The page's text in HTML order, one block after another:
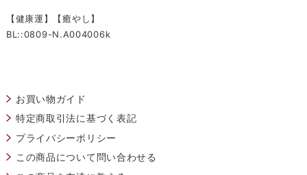
【健康運】【癒やし】
BL::0809-N.A004006k
お買い物ガイド
特定商取引法に基づく表記
プライバシーポリシー
この商品について問い合わせる